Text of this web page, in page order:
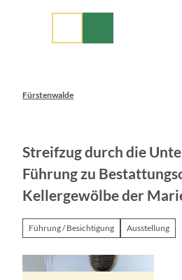
Fürstenwalde
Streifzug durch die
Führung zu
Kellergewölbe der
Führung / Besichtigung Ausstellung